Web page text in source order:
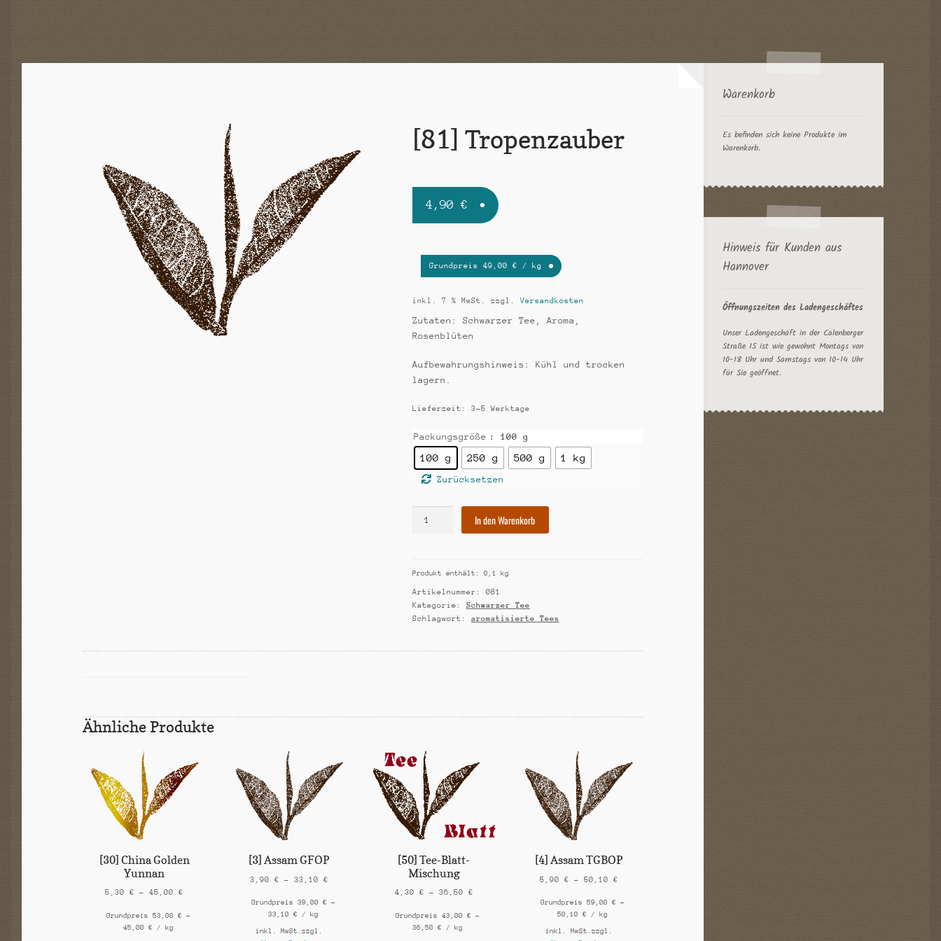
[81] Tropenzauber
4,90€
Grundpreis49,00€ / kg
inkl. 7 % MwSt. zzgl.Versandkosten
Zutaten: Schwarzer Tee, Aroma,
Rosenblüten
Aufbewahrungshinweis: Kühl und trocken
lagern.
Lieferzeit: 3-5 Werktage
Packungsgröße : 100 g
100 g 250 g 500 g 1 kg
Zurücksetzen
In den Warenkorb
Produkt enthält: 0,1 kg
Artikelnummer: 081
Kategorie: Schwarzer Tee
Schlagwort: aromatisierte Tees
Ähnliche Produkte
[30] China Golden
Yunnan
5,30€ –45,00€
Grundpreis 53,00 € –
45,00 € / kg
[3] Assam GFOP
3,90€ –33,10€
Grundpreis 39,00 € –
33,10 € / kg
inkl. MwSt.zzgl.
[50] Tee-Blatt-
Mischung
4,30 € – 36,50 €
Grundpreis43,00€ –
36,50€ /kg
[4] Assam TGBOP
5,90 € – 50,10 €
Grundpreis59,00€ –
50,10€ /kg
inkl. MwSt. zzgl.
Warenkorb
Es befinden sich keine Produkte im
Warenkorb.
Hinweis für Kunden aus
Hannover
Öffnungszeiten des Ladengeschäftes
Unser Ladengeschäft in der Calenberger
Straße 15 ist wie gewohnt Montags von
10-18 Uhr und Samstags von 10-14 Uhr
für Sie geöffnet.